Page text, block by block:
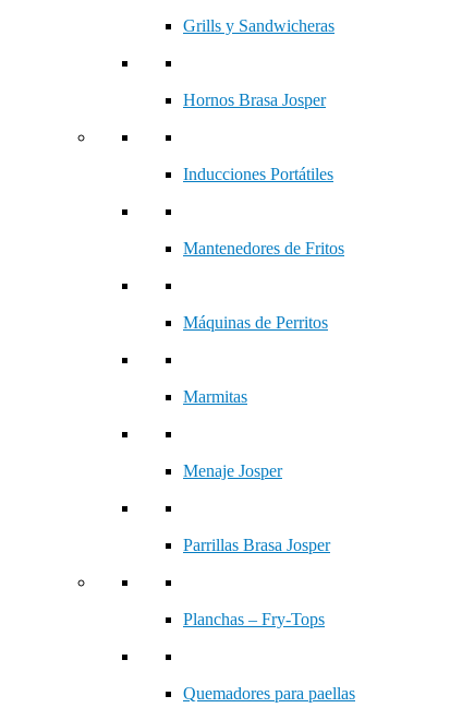
Grills y Sandwicheras
Hornos Brasa Josper
Inducciones Portátiles
Mantenedores de Fritos
Máquinas de Perritos
Marmitas
Menaje Josper
Parrillas Brasa Josper
Planchas – Fry-Tops
Quemadores para paellas